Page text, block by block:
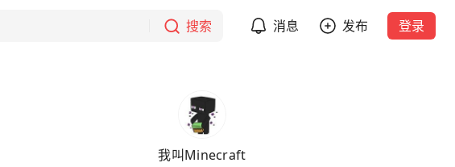
搜索 消息 发布 登录
我叫Minecraft